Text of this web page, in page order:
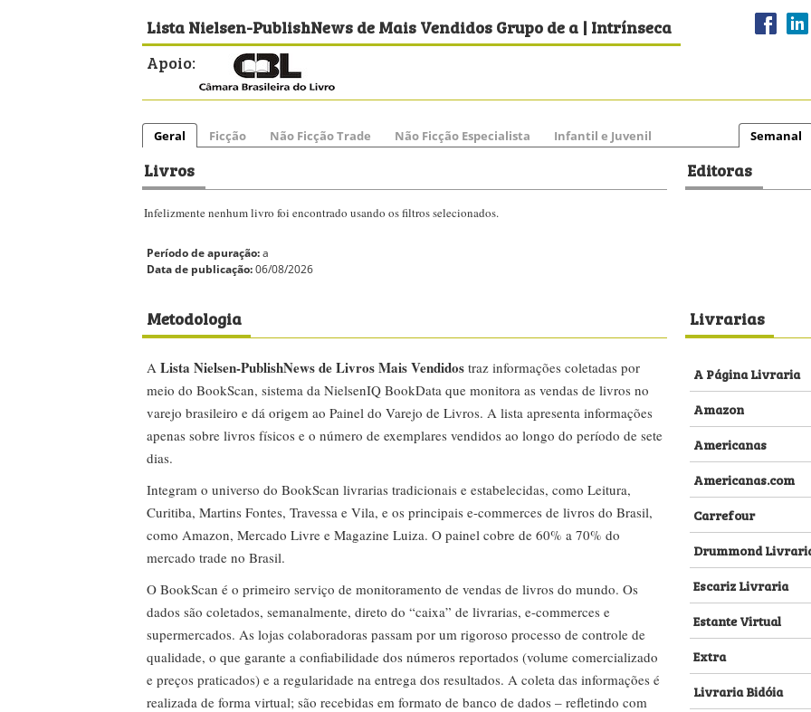
Lista Nielsen-PublishNews de Mais Vendidos Grupo de a | Intrínseca
Apoio:
Geral Ficção Não Ficção Trade Não Ficção Especialista Infantil e Juvenil Semanal
Livros
Infelizmente nenhum livro foi encontrado usando os filtros selecionados.
Período de apuração:a
Data de publicação:06/08/2026
Editoras
Metodologia
A Lista Nielsen-PublishNews de Livros Mais Vendidos traz informações coletadas por
meio do BookScan, sistema da NielsenIQ BookData que monitora as vendas de livros no
varejo brasileiro e dá origem ao Painel do Varejo de Livros. A lista apresenta informações
apenas sobre livros físicos e o número de exemplares vendidos ao longo do período de sete
dias.
Integram o universo do BookScan livrarias tradicionais e estabelecidas, como Leitura,
Curitiba, Martins Fontes, Travessa e Vila, e os principais e-commerces de livros do Brasil,
como Amazon, Mercado Livre e Magazine Luiza. O painel cobre de 60% a 70% do
mercado trade no Brasil.
O BookScan é o primeiro serviço de monitoramento de vendas de livros do mundo. Os
dados são coletados, semanalmente, direto do “caixa” de livrarias, e-commerces e
supermercados. As lojas colaboradoras passam por um rigoroso processo de controle de
qualidade, o que garante a confiabilidade dos números reportados (volume comercializado
e preços praticados) e a regularidade na entrega dos resultados. A coleta das informações é
realizada de forma virtual; são recebidas em formato de banco de dados – refletindo com
Livrarias
A Página Livraria
Amazon
Americanas
Americanas.com
Carrefour
Drummond
Escariz Livraria
Estante Virtual
Extra
Livraria Bidóia